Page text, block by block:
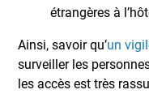
étrangères à
Ainsi, savoir qu’un
surveiller les
les accès est très